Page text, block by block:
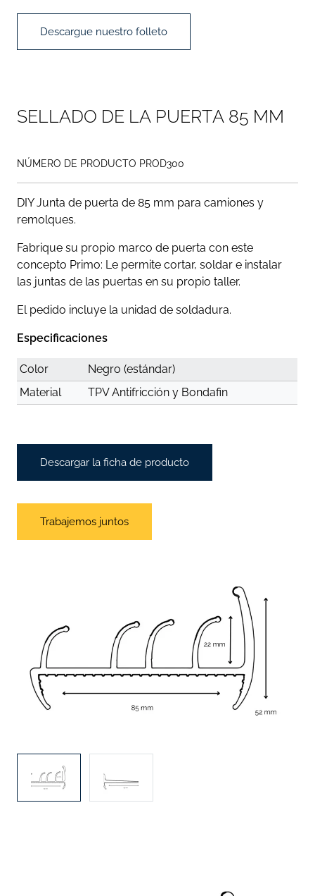
Descargue nuestro folleto
SELLADO DE LA PUERTA 85 MM
NÚMERO DE PRODUCTO PROD300
DIY Junta de puerta de 85 mm para camiones y
remolques.
Fabrique su propio marco de puerta con este
concepto Primo: Le permite cortar, soldar e instalar
las juntas de las puertas en su propio taller.
El pedido incluye la unidad de soldadura.
Especificaciones
Color
Negro (estándar)
Material
TPV Antifricción y Bondafin
Descargar la ficha de producto
Trabajemos juntos